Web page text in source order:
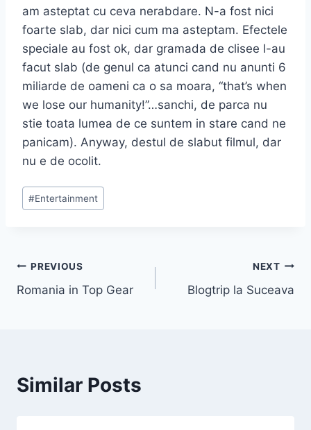
am asteptat cu ceva nerabdare. N-a fost nici
foarte slab, dar nici cum ma asteptam. Efectele
speciale au fost ok, dar gramada de clisee l-au
facut slab (de genul ca atunci cand nu anunti 6
miliarde de oameni ca o sa moara, “that’s when
we lose our humanity!”…sanchi, de parca nu
stie toata lumea de ce suntem in stare cand ne
panicam). Anyway, destul de slabut filmul, dar
nu e de ocolit.
Post
Tags:
#Entertainment
Post
navigation
PREVIOUS
Romania in Top Gear
NEXT
Blogtrip la Suceava
Similar Posts